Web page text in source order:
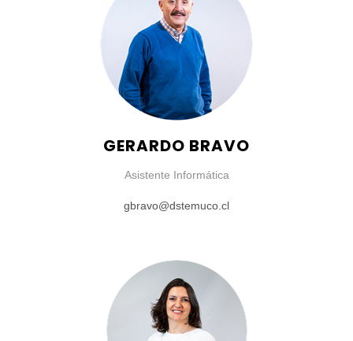
GERARDO BRAVO
Asistente Informática
gbravo@dstemuco.cl